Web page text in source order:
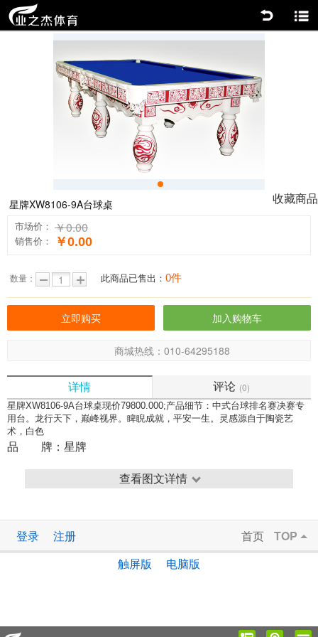
收藏商品
星牌XW8106-9A台球桌
市场价： ￥0.00
销售价： ￥0.00
数量： 此商品已售出： 0件
商城热线：010-64295188
详情 评论 (0)
星牌XW8106-9A台球桌现价79800.000;产品细节：中式台球排名赛决赛专
用台。龙行天下，巅峰视界。睥睨成就，平安一生。灵感源自于陶瓷艺
术，白色
品 牌： 星牌
查看图文详情
登录 注册 首页
TOP
触屏版
电脑版